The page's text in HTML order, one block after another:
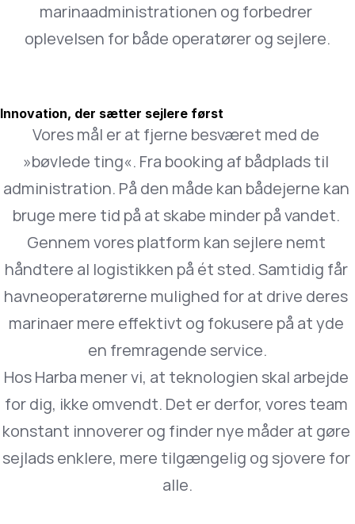
marinaadministrationen og forbedrer
oplevelsen for både operatører og sejlere.
Innovation, der sætter sejlere først
Vores mål er at fjerne besværet med de
»bøvlede ting«. Fra booking af bådplads til
administration. På den måde kan bådejerne kan
bruge mere tid på at skabe minder på vandet.
Gennem vores platform kan sejlere nemt
håndtere al logistikken på ét sted. Samtidig får
havneoperatørerne mulighed for at drive deres
marinaer mere effektivt og fokusere på at yde
en fremragende service.
Hos Harba mener vi, at teknologien skal arbejde
for dig, ikke omvendt. Det er derfor, vores team
konstant innoverer og finder nye måder at gøre
sejlads enklere, mere tilgængelig og sjovere for
alle.